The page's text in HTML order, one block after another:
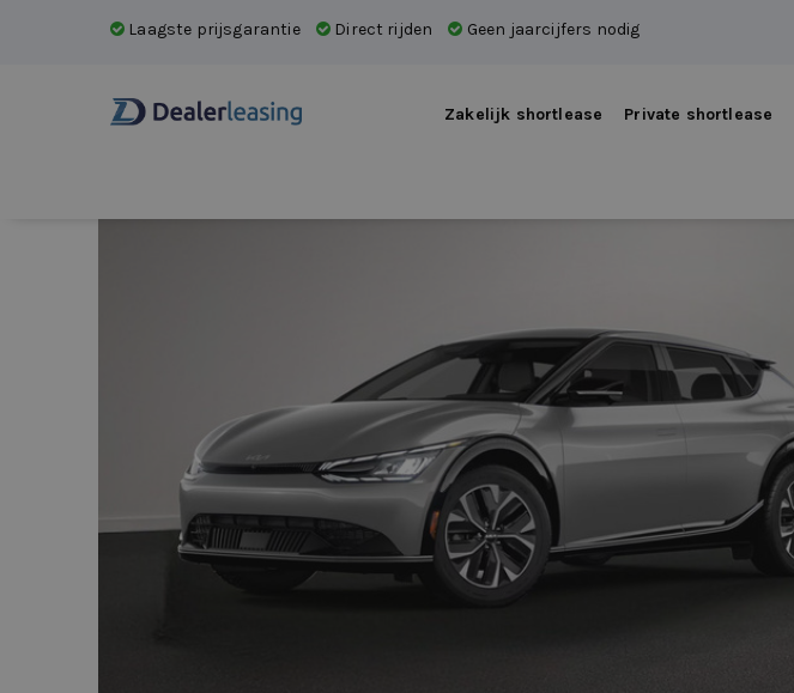
Laagste prijsgarantie Direct rijden Geen jaarcijfers nodig
Zakelijk shortlease Private shortlease